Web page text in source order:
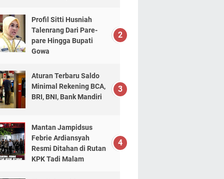
Profil Sitti Husniah
Talenrang Dari Pare-
pare Hingga Bupati
Gowa
Aturan Terbaru Saldo
Minimal Rekening BCA,
BRI, BNI, Bank Mandiri
Mantan Jampidsus
Febrie Ardiansyah
Resmi Ditahan di Rutan
KPK Tadi Malam